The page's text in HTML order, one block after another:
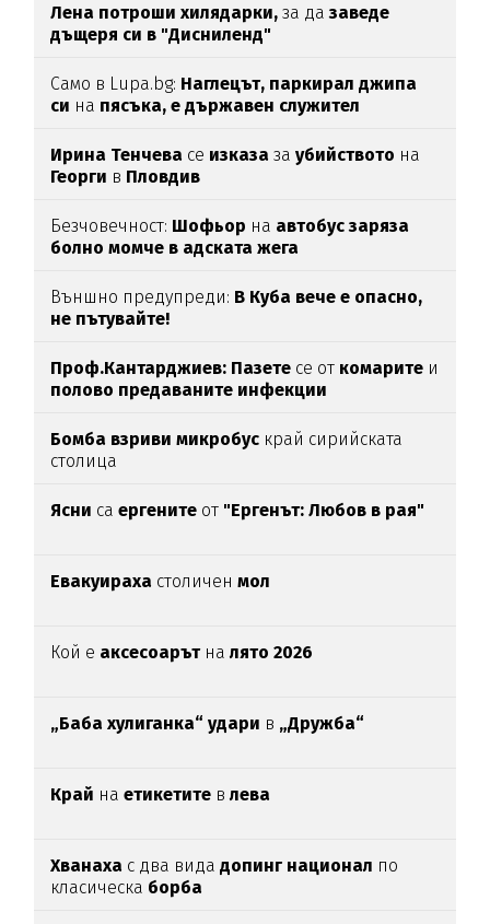
Лена потроши хилядарки,за да заведе
дъщеря си в "Дисниленд"
Само в Lupa.bg: Наглецът, паркирал джипа
си на пясъка, е държавен служител
Ирина Тенчева се изказазаубийството на
Георги в Пловдив
Безчовечност: Шофьор на автобус заряза
болно момче в адската жега
Външно предупреди: В Куба вече е опасно,
не пътувайте!
Проф.Кантарджиев: Пазете се от комарите и
полово предаваните инфекции
Бомба взриви микробус край сирийската
столица
Ясни са ергените от "Ергенът: Любов в рая"
Евакуираха столиченмол
Кой е аксесоарътналято 2026
„Баба хулиганка“ удари в „Дружба“
Край наетикетите влева
Хванаха с два видадопинг национал по
класическа борба